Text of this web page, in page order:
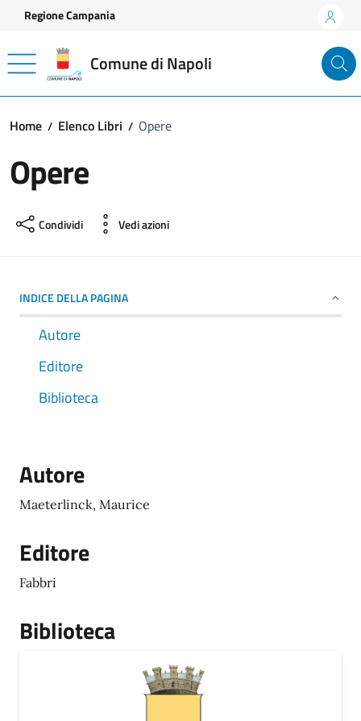
Vai ai contenuti
Vai al footer
Regione Campania
Comune di Napoli
Home Elenco Libri Opere
Opere
Condividi Vedi azioni
INDICE DELLA PAGINA
Autore
Editore
Biblioteca
Autore
Maeterlinck, Maurice
Editore
Fabbri
Biblioteca